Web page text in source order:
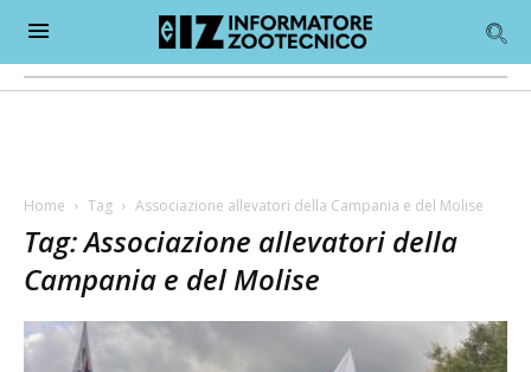
Home Tag Associazione allevatori della Campania e del Molise
Tag: Associazione allevatori della
Campania e del Molise